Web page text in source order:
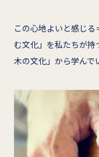
この心地よいと感じ
む文化」を私たちが
木の文化」から学んで